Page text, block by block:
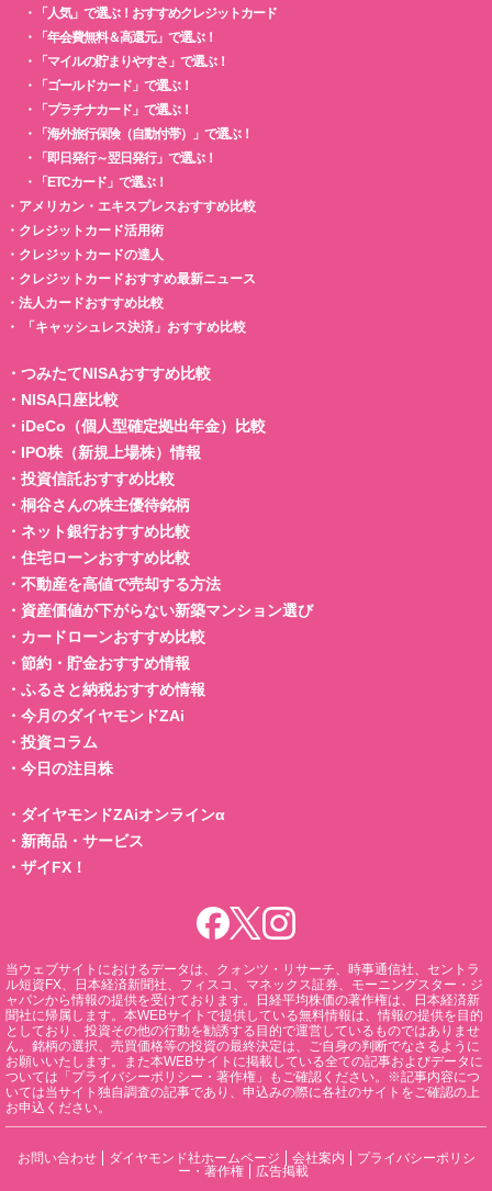
・
「人気」で選ぶ！おすすめクレジットカード
・
「年会費無料＆高還元」で選ぶ！
・
「マイルの貯まりやすさ」で選ぶ！
・
「ゴールドカード」で選ぶ！
・
「プラチナカード」で選ぶ！
・
「海外旅行保険（自動付帯）」で選ぶ！
・
「即日発行～翌日発行」で選ぶ！
・
「ETCカード」で選ぶ！
・ アメリカン・エキスプレスおすすめ比較
・ クレジットカード活用術
・ クレジットカードの達人
・ クレジットカードおすすめ最新ニュース
・ 法人カードおすすめ比較
・
「キャッシュレス決済」おすすめ比較
・ つみたてNISAおすすめ比較
・ NISA口座比較
・ iDeCo（個人型確定拠出年金）比較
・ IPO株（新規上場株）情報
・ 投資信託おすすめ比較
・ 桐谷さんの株主優待銘柄
・ ネット銀行おすすめ比較
・ 住宅ローンおすすめ比較
・ 不動産を高値で売却する方法
・ 資産価値が下がらない新築マンション選び
・ カードローンおすすめ比較
・ 節約・貯金おすすめ情報
・ ふるさと納税おすすめ情報
・ 今月のダイヤモンドZAi
・ 投資コラム
・ 今日の注目株
・ ダイヤモンドZAiオンラインα
・ 新商品・サービス
・ ザイFX！
当ウェブサイトにおけるデータは、クォンツ・リサーチ、時事通信社、セントラ
ル短資FX、日本経済新聞社、フィスコ、マネックス証券、モーニングスター・ジ
ャパンから情報の提供を受けております。日経平均株価の著作権は、日本経済新
聞社に帰属します。本WEBサイトで提供している無料情報は、情報の提供を目的
としており、投資その他の行動を勧誘する目的で運営しているものではありませ
ん。銘柄の選択、売買価格等の投資の最終決定は、ご自身の判断でなさるように
お願いいたします。また本WEBサイトに掲載している全ての記事およびデータに
ついては「プライバシーポリシー・著作権」もご確認ください。※記事内容につ
いては当サイト独自調査の記事であり、申込みの際に各社のサイトをご確認の上
お申込ください。
お問い合わせ ダイヤモンド社ホームページ 会社案内
プライバシーポリシ
ー・著作権
広告掲載